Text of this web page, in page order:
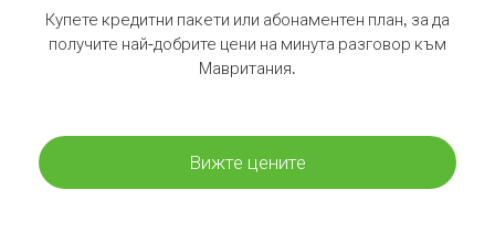
Купете кредитни пакети или абонаментен план, за да
получите най-добрите цени на минута разговор към
Мавритания.
Вижте цените